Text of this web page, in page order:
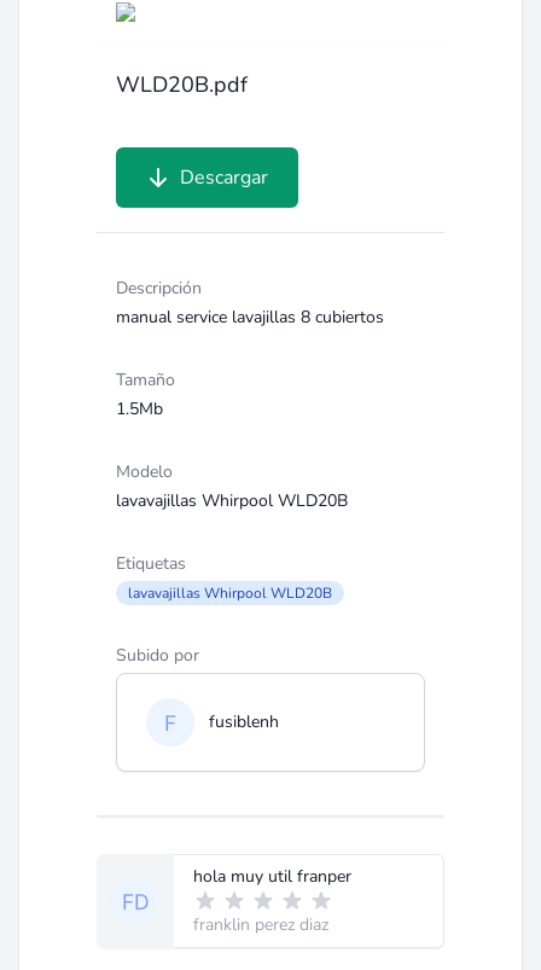
WLD20B.pdf
Descargar
Descripción
manual service lavajillas 8 cubiertos
Tamaño
1.5Mb
Modelo
lavavajillas Whirpool WLD20B
Etiquetas
lavavajillas Whirpool WLD20B
Subido por
fusiblenh
hola muy util franper
franklin perez diaz